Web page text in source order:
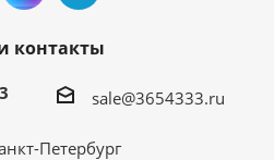
контакты
sale@3654333.ru
Петербург